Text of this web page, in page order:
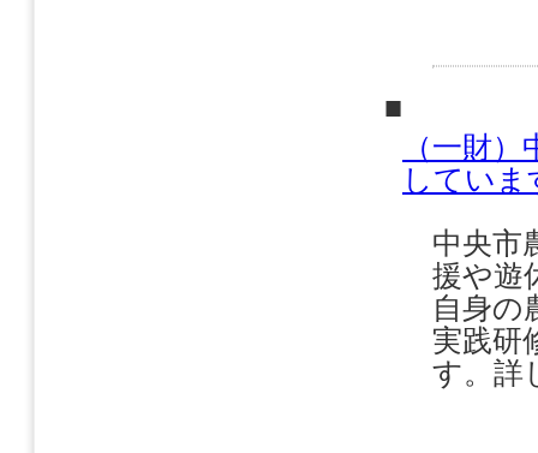
■
（一財
してい
中央市
援や遊
自身の
実践研
す。詳